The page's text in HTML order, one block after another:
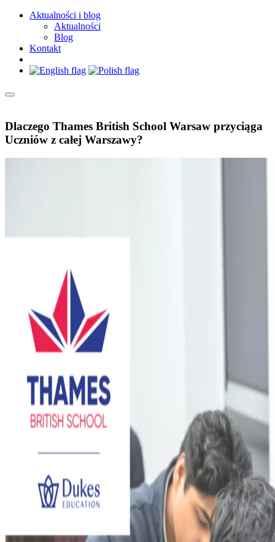
Aktualności i blog
Aktualności
Blog
Kontakt
Dlaczego Thames British School Warsaw przyciąga
Uczniów z całej Warszawy?